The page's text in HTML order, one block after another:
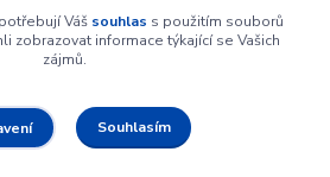
Váš souhlas s použitím souborů
zobrazovat informace týkající se Vašich
zájmů.
Souhlasím